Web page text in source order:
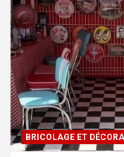
BRICOLAGE ET